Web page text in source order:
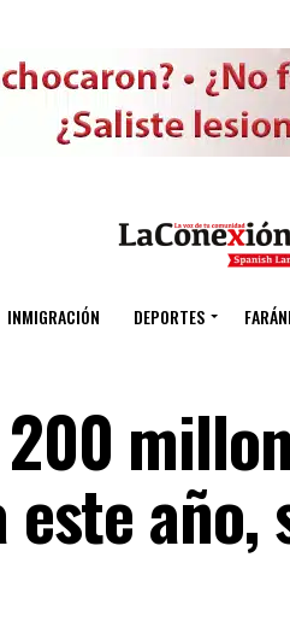
INMIGRACIÓN DEPORTES
año,